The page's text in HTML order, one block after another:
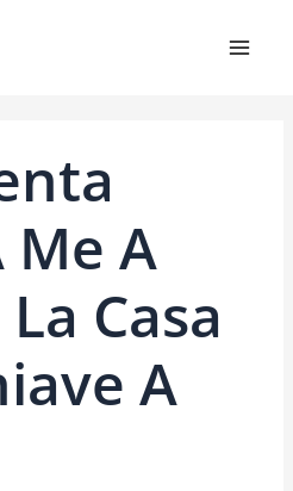
Me A
Casa
A